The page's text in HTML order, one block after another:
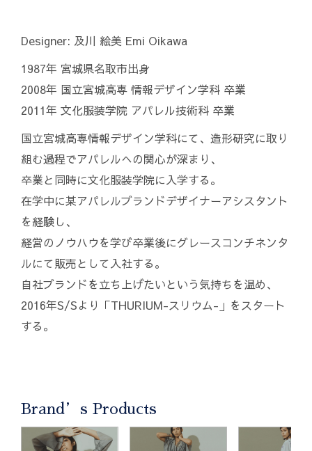
Designer: 及川 絵美 Emi Oikawa
1987年 宮城県名取市出身
2008年 国立宮城高専 情報デザイン学科 卒業
2011年 文化服装学院 アパレル技術科 卒業
国立宮城高専情報デザイン学科にて、造形研究に取り
組む過程でアパレルへの関心が深まり、
卒業と同時に文化服装学院に入学する。
在学中に某アパレルブランドデザイナーアシスタント
を経験し、
経営のノウハウを学び卒業後にグレースコンチネンタ
ルにて販売として入社する。
自社ブランドを立ち上げたいという気持ちを温め、
2016年S/Sより「THURIUM-スリウム-」をスタート
する。
Brand’s Products